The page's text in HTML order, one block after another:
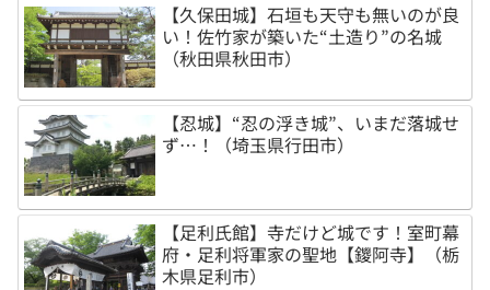
【久保田城】石垣も天守も無いのが良
い！佐竹家が築いた“土造り”の名城
（秋田県秋田市）
【忍城】“忍の浮き城”、いまだ落城せ
ず…！（埼玉県行田市）
【足利氏館】寺だけど城です！室町幕
府・足利将軍家の聖地【鑁阿寺】（栃
木県足利市）